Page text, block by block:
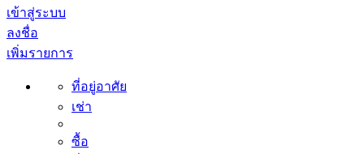
เข้าสู่ระบบ
ลงชื่อ
เพิ่มรายการ
ที่อยู่อาศัย
เช่า
ซื้อ